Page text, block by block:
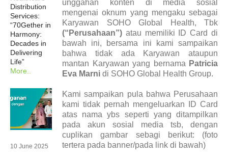
Careers
Distribution
Services:
“70Gether in
Harmony:
Decades in
Delivering
Life”
More..
10 June 2025
unggahan konten di media sosial
mengenai oknum yang mengaku sebagai
Karyawan SOHO Global Health, Tbk
(“Perusahaan”) atau memiliki ID Card di
bawah ini, bersama ini kami sampaikan
bahwa tidak ada Karyawan ataupun
mantan Karyawan yang bernama Patricia
Eva Marni di SOHO Global Health Group.
Kami sampaikan pula bahwa Perusahaan
kami tidak pernah mengeluarkan ID Card
atas nama ybs seperti yang ditampilkan
pada akun sosial media tsb, dengan
cuplikan gambar sebagi berikut: (foto
tertera pada banner/pada link di bawah)